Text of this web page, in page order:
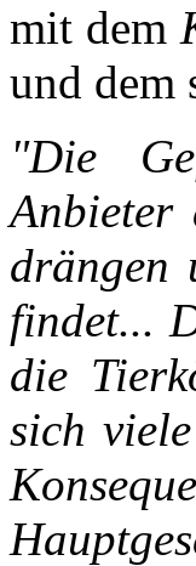
mit dem
und dem
"Die
Anbieter
drängen
findet...
die
sich